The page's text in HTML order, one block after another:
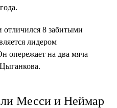
8 забитыми
лидером
опережает на два мяча
Месси и Неймар